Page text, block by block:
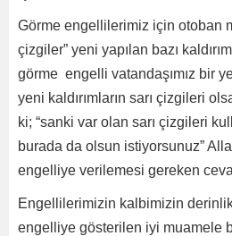
Görme engellilerimiz için otoban
çizgiler” yeni yapılan bazı
görme engelli vatandaşımız bir
yeni kaldırımların sarı çizgileri
ki; “sanki var olan sarı çizgileri
burada da olsun istiyorsunuz”
engelliye verilemesi gereken
Engellilerimizin kalbimizin
engelliye gösterilen iyi muamele